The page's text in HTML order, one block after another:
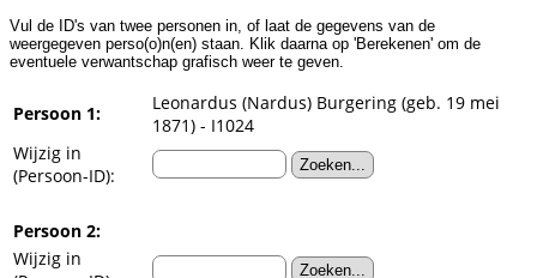
Vul de ID's van twee personen in, of laat de gegevens van de
weergegeven perso(o)n(en) staan. Klik daarna op 'Berekenen' om de
eventuele verwantschap grafisch weer te geven.
Persoon 1:
Leonardus (Nardus) Burgering (geb. 19 mei
1871) - I1024
Wijzig in
(Persoon-ID):
Persoon 2:
Wijzig in